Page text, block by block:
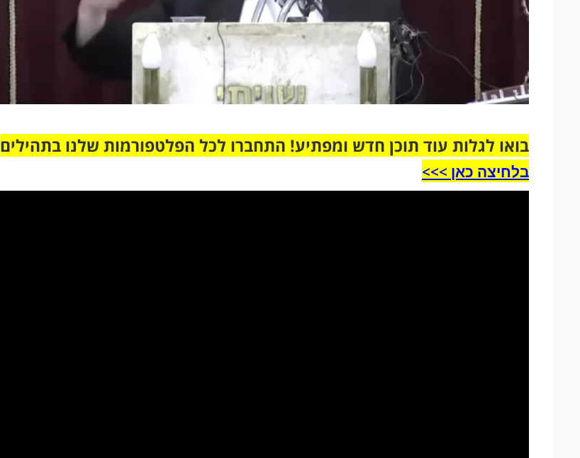
בואו לגלות עוד תוכן חדש ומפתיע! התחברו לכל הפלטפורמות שלנו בתהילים
בלחיצה כאן >>>​